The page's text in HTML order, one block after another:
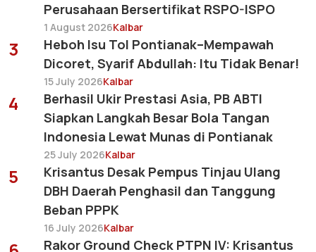
Perusahaan Bersertifikat RSPO-ISPO
1 August 2026Kalbar
3
Heboh Isu Tol Pontianak–Mempawah
Dicoret, Syarif Abdullah: Itu Tidak Benar!
15 July 2026Kalbar
4
Berhasil Ukir Prestasi Asia, PB ABTI
Siapkan Langkah Besar Bola Tangan
Indonesia Lewat Munas di Pontianak
25 July 2026Kalbar
5
Krisantus Desak Pempus Tinjau Ulang
DBH Daerah Penghasil dan Tanggung
Beban PPPK
16 July 2026Kalbar
Rakor Ground Check PTPN IV: Krisantus